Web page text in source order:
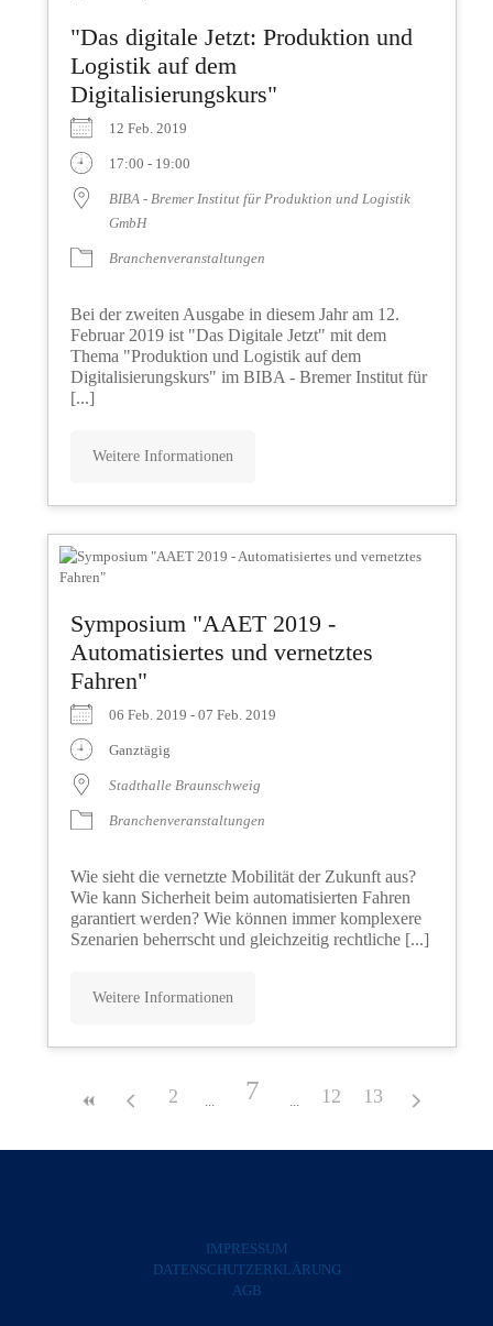
"Das digitale Jetzt: Produktion und
Logistik auf dem
Digitalisierungskurs"
12 Feb. 2019
17:00 - 19:00
BIBA - Bremer Institut für Produktion und Logistik
GmbH
Branchenveranstaltungen
Bei der zweiten Ausgabe in diesem Jahr am 12.
Februar 2019 ist "Das Digitale Jetzt" mit dem
Thema "Produktion und Logistik auf dem
Digitalisierungskurs" im BIBA - Bremer Institut für
[...]
Weitere Informationen
Symposium "AAET 2019 -
Automatisiertes und vernetztes
Fahren"
06 Feb. 2019 - 07 Feb. 2019
Ganztägig
Stadthalle Braunschweig
Branchenveranstaltungen
Wie sieht die vernetzte Mobilität der Zukunft aus?
Wie kann Sicherheit beim automatisierten Fahren
garantiert werden? Wie können immer komplexere
Szenarien beherrscht und gleichzeitig rechtliche [...]
Weitere Informationen
2 7 12 13
IMPRESSUM
DATENSCHUTZERKLÄRUNG
AGB